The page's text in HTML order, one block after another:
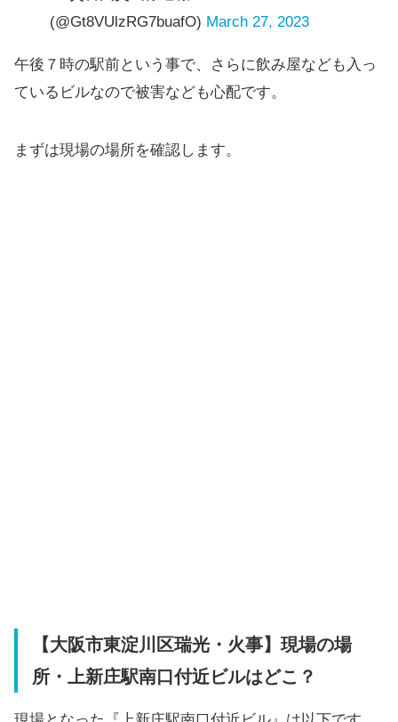
(@Gt8VUlzRG7buafO) March 27, 2023
午後７時の駅前という事で、さらに飲み屋なども入っ
ているビルなので被害なども心配です。
まずは現場の場所を確認します。
【大阪市東淀川区瑞光・火事】現場の場
所・上新庄駅南口付近ビルはどこ？